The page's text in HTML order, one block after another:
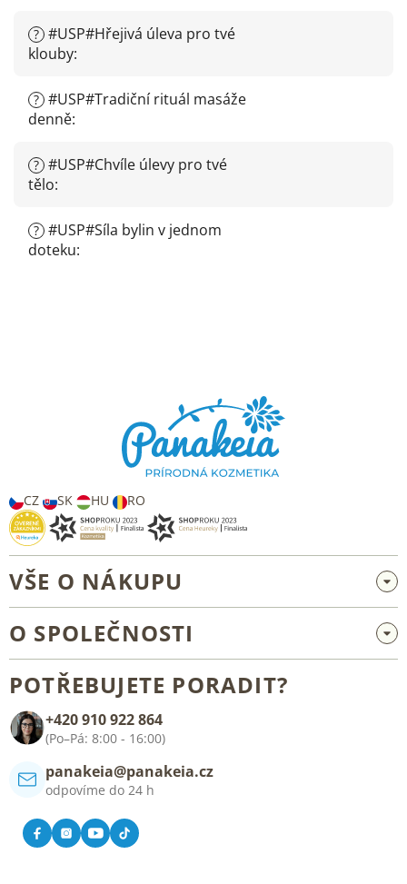
? #USP#Hřejivá úleva pro tvé
klouby:
? #USP#Tradiční rituál masáže
denně:
? #USP#Chvíle úlevy pro tvé
tělo:
? #USP#Síla bylin v jednom
doteku:
CZ SK HU RO
VŠE O NÁKUPU
Velkoobchod a spolupráce
Všeobecné obchodní podmínky
O SPOLEČNOSTI
Kontakt
POTŘEBUJETE PORADIT?
+420 910 922 864
(Po–Pá: 8:00 - 16:00)
panakeia@panakeia.cz
odpovíme do 24 h